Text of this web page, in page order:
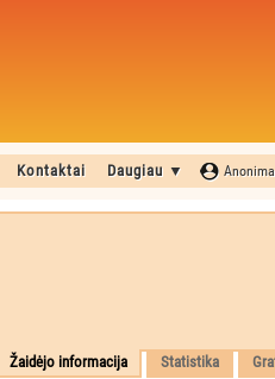
Kontaktai Daugiau ▼
Žaidėjo informacija Statistika